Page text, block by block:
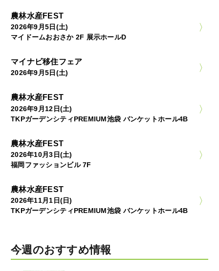
農林水産FEST
2026年9月5日(土)
マイドームおおさか 2F 展示ホールD
マイナビ移住フェア
2026年9月5日(土)
農林水産FEST
2026年9月12日(土)
TKPガーデンシティPREMIUM池袋 バンケットホール4B
農林水産FEST
2026年10月3日(土)
福岡ファッションビル 7F
農林水産FEST
2026年11月1日(日)
TKPガーデンシティPREMIUM池袋 バンケットホール4B
今週のおすすめ情報